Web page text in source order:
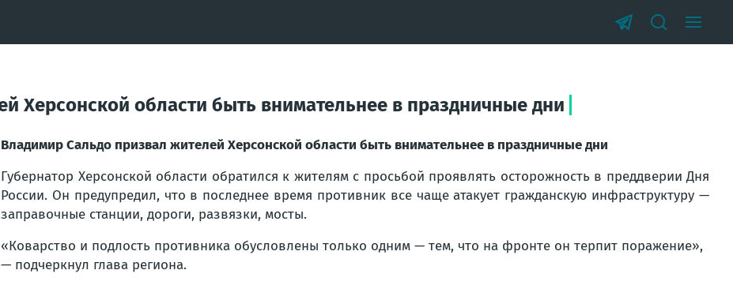
Херсонской области быть внимательнее в праздничные дни
Владимир Сальдо призвал жителей Херсонской области быть внимательнее в праздничные дни
Губернатор Херсонской области обратился к жителям с просьбой проявлять осторожность в преддверии Дня
России. Он предупредил, что в последнее время противник все чаще атакует гражданскую инфраструктуру —
заправочные станции, дороги, развязки, мосты.
«Коварство и подлость противника обусловлены только одним — тем, что на фронте он терпит поражение»,
— подчеркнул глава региона.